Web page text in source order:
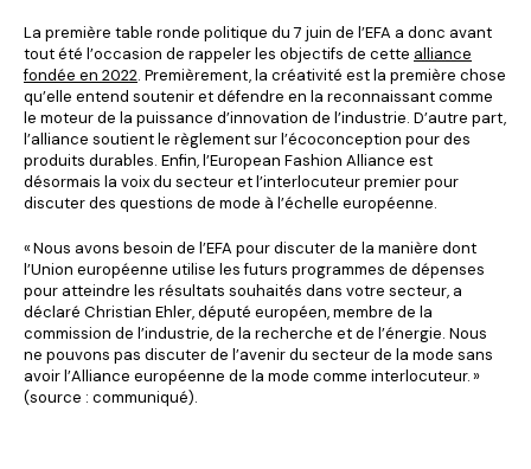
La première table ronde politique du 7 juin de l’EFA a donc avant
tout été l’occasion de rappeler les objectifs de cette alliance
fondée en 2022. Premièrement, la créativité est la première chose
qu’elle entend soutenir et défendre en la reconnaissant comme
le moteur de la puissance d’innovation de l’industrie. D’autre part,
l’alliance soutient le règlement sur l’écoconception pour des
produits durables. Enfin, l’European Fashion Alliance est
désormais la voix du secteur et l’interlocuteur premier pour
discuter des questions de mode à l’échelle européenne.
« Nous avons besoin de l’EFA pour discuter de la manière dont
l’Union européenne utilise les futurs programmes de dépenses
pour atteindre les résultats souhaités dans votre secteur, a
déclaré Christian Ehler, député européen, membre de la
commission de l’industrie, de la recherche et de l’énergie. Nous
ne pouvons pas discuter de l’avenir du secteur de la mode sans
avoir l’Alliance européenne de la mode comme interlocuteur. »
(source : communiqué).